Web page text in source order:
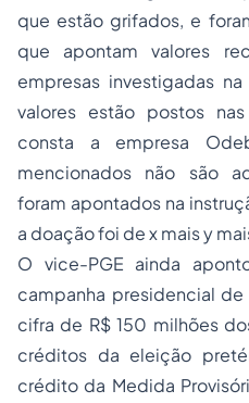
que estão grifados, e
que apontam valores
empresas investigadas
valores estão postos
consta a empresa
mencionados não são
foram apontados na
a doação foi de x mais y
O vice-PGE ainda
campanha presidencial
cifra de R$ 150 milhões
créditos da eleição
crédito da Medida